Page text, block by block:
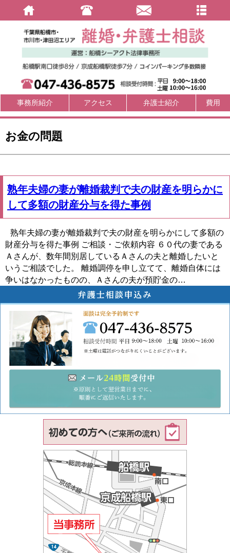
事務所紹介 アクセス 弁護士紹介 費用
お金の問題
熟年夫婦の妻が離婚裁判で夫の財産を明らかに
して多額の財産分与を得た事例
熟年夫婦の妻が離婚裁判で夫の財産を明らかにして多額の
財産分与を得た事例 ご相談・ご依頼内容 ６０代の妻である
Ａさんが、数年間別居しているＡさんの夫と離婚したいと
いうご相談でした。 離婚調停を申し立てて、離婚自体には
争いはなかったものの、Ａさんの夫が預貯金の…
047-